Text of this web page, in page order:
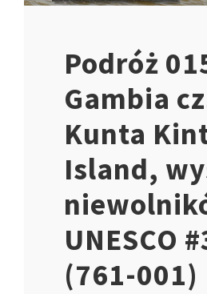
Podróż
Gambia
Kunta
Island,
UNESCO
(761-001)